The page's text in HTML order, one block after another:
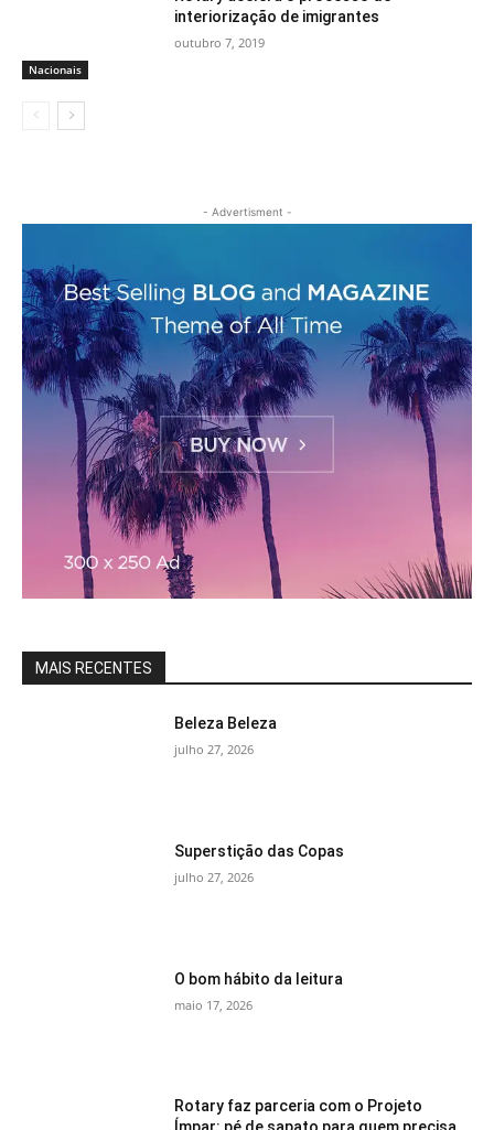
Nacionais
interiorização de imigrantes
outubro 7, 2019
- Advertisment -
MAIS RECENTES
Beleza Beleza
julho 27, 2026
Superstição das Copas
julho 27, 2026
O bom hábito da leitura
maio 17, 2026
Rotary faz parceria com o Projeto